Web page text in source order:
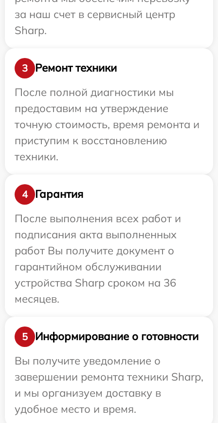
за наш счет в сервисный центр
Sharp.
3
Ремонт техники
После полной диагностики мы
предоставим на утверждение
точную стоимость, время ремонта и
приступим к восстановлению
техники.
4
Гарантия
После выполнения всех работ и
подписания акта выполненных
работ Вы получите документ о
гарантийном обслуживании
устройства Sharp сроком на 36
месяцев.
5
Информирование о готовности
Вы получите уведомление о
завершении ремонта техники Sharp,
и мы организуем доставку в
удобное место и время.